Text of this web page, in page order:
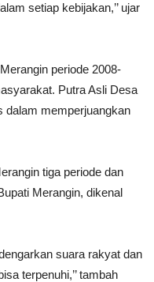
setiap kebijakan,’’ ujar
periode 2008-
Putra Asli Desa
dalam memperjuangkan
tiga periode dan
Merangin, dikenal
suara rakyat dan
terpenuhi,’’ tambah